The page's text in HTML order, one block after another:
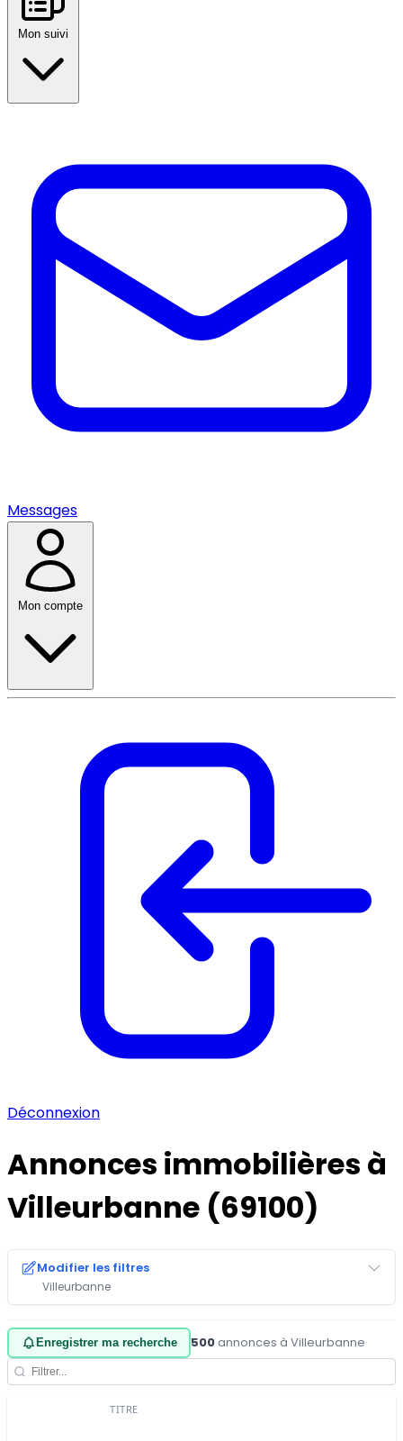
Mon suivi
Messages
Mon compte
Déconnexion
Annonces immobilières à
Villeurbanne (69100)
Modifier les filtres
Villeurbanne
Enregistrer ma recherche 500annonces à Villeurbanne·
TITRE